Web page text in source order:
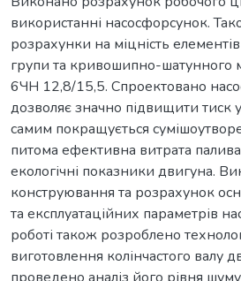
використанні насосфорсунок.
розрахунки на міцність
групи та кривошипно-шатунного
6ЧН 12,8/15,5. Спроектовано
дозволяє значно підвищити тиск
самим покращується
питома ефективна витрата
екологічні показники двигуна.
конструювання та розрахунок
та експлуатаційних параметрів
роботі також розроблено
виготовлення колінчастого валу